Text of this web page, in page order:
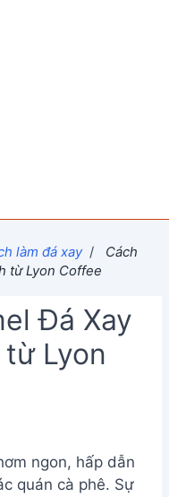
làm đá xay /
Cách
từ Lyon Coffee
Đá Xay
Lyon
ngon, hấp dẫn
quán cà phê. Sự